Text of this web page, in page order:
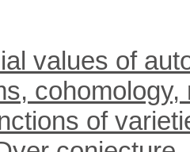
values of
of